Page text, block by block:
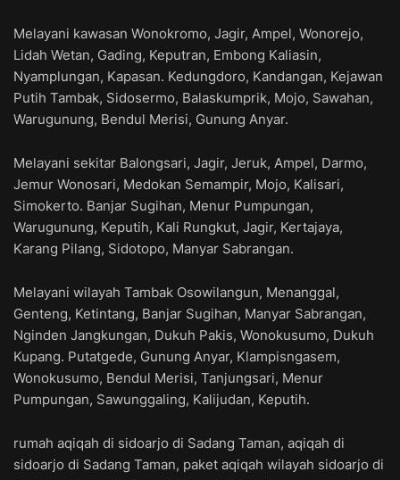
Melayani kawasan Wonokromo, Jagir, Ampel, Wonorejo,
Lidah Wetan, Gading, Keputran, Embong Kaliasin,
Nyamplungan, Kapasan. Kedungdoro, Kandangan, Kejawan
Putih Tambak, Sidosermo, Balaskumprik, Mojo, Sawahan,
Warugunung, Bendul Merisi, Gunung Anyar.
Melayani sekitar Balongsari, Jagir, Jeruk, Ampel, Darmo,
Jemur Wonosari, Medokan Semampir, Mojo, Kalisari,
Simokerto. Banjar Sugihan, Menur Pumpungan,
Warugunung, Keputih, Kali Rungkut, Jagir, Kertajaya,
Karang Pilang, Sidotopo, Manyar Sabrangan.
Melayani wilayah Tambak Osowilangun, Menanggal,
Genteng, Ketintang, Banjar Sugihan, Manyar Sabrangan,
Nginden Jangkungan, Dukuh Pakis, Wonokusumo, Dukuh
Kupang. Putatgede, Gunung Anyar, Klampisngasem,
Wonokusumo, Bendul Merisi, Tanjungsari, Menur
Pumpungan, Sawunggaling, Kalijudan, Keputih.
rumah aqiqah di sidoarjo di Sadang Taman, aqiqah di
sidoarjo di Sadang Taman, paket aqiqah wilayah sidoarjo di